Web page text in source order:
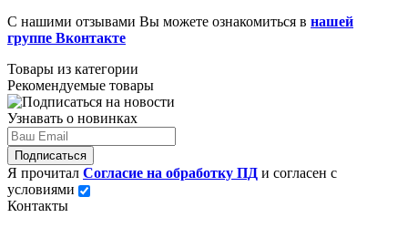
С нашими отзывами Вы можете ознакомиться в нашей
группе Вконтакте
Товары из категории
Рекомендуемые товары
Узнавать о новинках
Подписаться
Я прочитал Согласие на обработку ПД и согласен с
условиями
Контакты